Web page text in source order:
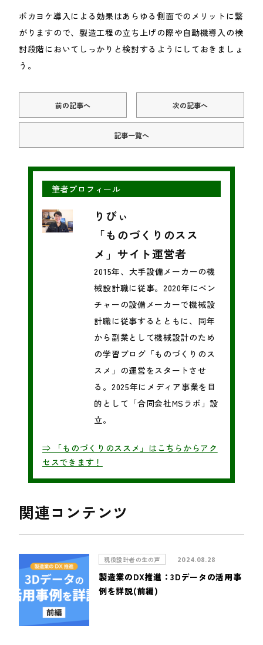
ポカヨケ導入による効果はあらゆる側面でのメリットに繋
がりますので、製造工程の立ち上げの際や自動機導入の検
討段階においてしっかりと検討するようにしておきましょ
う。
前の記事へ
記事一覧へ
次の記事へ
筆者プロフィール
りびぃ
「ものづくりのスス
メ」サイト運営者
2015年、大手設備メーカーの機
械設計職に従事。2020年にベン
チャーの設備メーカーで機械設
計職に従事するとともに、同年
から副業として機械設計のため
の学習ブログ「ものづくりのス
スメ」の運営をスタートさせ
る。2025年にメディア事業を目
的として「合同会社MSラボ」設
立。
⇒ 「ものづくりのススメ」はこちらからアク
セスできます！
関連コンテンツ
現役設計者の生の声 2024.08.28
製造業のDX推進：3Dデータの活用事
例を詳説(前編)